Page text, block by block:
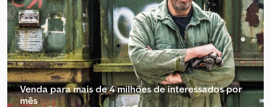
Venda para mais de 4 milhões de interessados por
mês